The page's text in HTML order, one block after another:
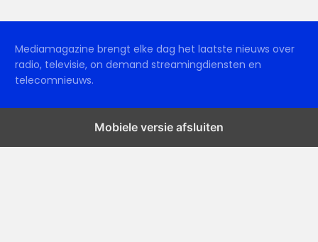
Mediamagazine brengt elke dag het laatste nieuws over
radio, televisie, on demand streamingdiensten en
telecomnieuws.
Mobiele versie afsluiten